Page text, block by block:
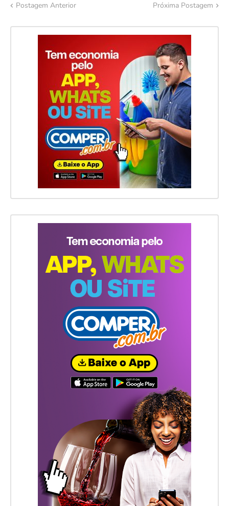
Postagem Anterior Próxima Postagem